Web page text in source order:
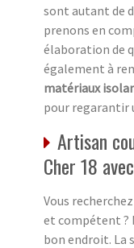
sont autant de
prenons en
élaboration de
également à
matériaux
pour regarantir
Artisan
Cher 18
Vous
et compétent ?
bon endroit. La